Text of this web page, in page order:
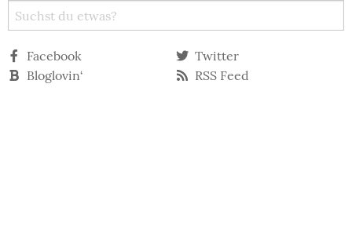
Facebook
Twitter
Bloglovin‘
RSS Feed